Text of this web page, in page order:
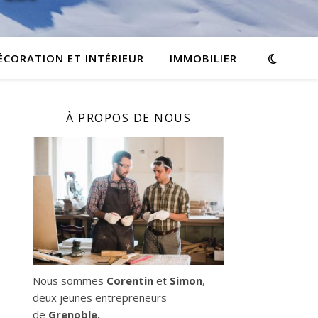
ET INTÉRIEUR IMMOBILIER
À PROPOS DE NOUS
Nous sommes Corentin et Simon,
deux jeunes entrepreneurs
de Grenoble.